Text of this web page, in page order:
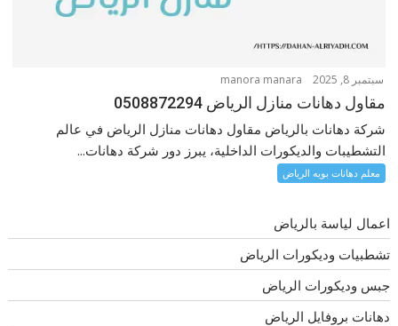
سبتمبر 8, 2025 manora manara
مقاول دهانات منازل الرياض 0508872294
شركة دهانات بالرياض مقاول دهانات منازل الرياض في عالم
التشطيبات والديكورات الداخلية، يبرز دور شركة دهانات...
معلم دهانات بويه الرياض
اعمال لياسة بالرياض
تشطبيات وديكورات الرياض
جبس وديكورات الرياض
دهانات بروفايل الرياض